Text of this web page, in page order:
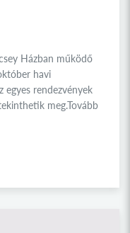
Házban működő
havi
egyes rendezvények
meg.Tovább